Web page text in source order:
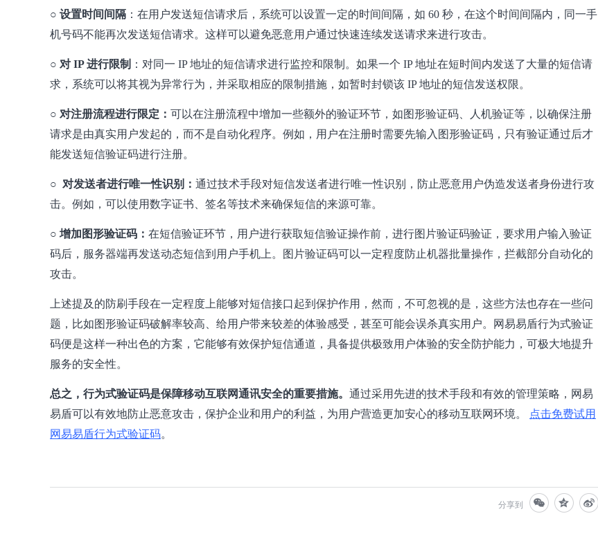
○ 设置时间间隔 ：在用户发送短信请求后，系统可以设置一定的时间间隔，如 60 秒，在这个时间间隔内，同一手
机号码不能再次发送短信请求。这样可以避免恶意用户通过快速连续发送请求来进行攻击。
○ 对 IP 进行限制 ：对同一 IP 地址的短信请求进行监控和限制。如果一个 IP 地址在短时间内发送了大量的短信请
求，系统可以将其视为异常行为，并采取相应的限制措施，如暂时封锁该 IP 地址的短信发送权限。
○ 对注册流程进行限定： 可以在注册流程中增加一些额外的验证环节，如图形验证码、人机验证等，以确保注册
请求是由真实用户发起的，而不是自动化程序。例如，用户在注册时需要先输入图形验证码，只有验证通过后才
能发送短信验证码进行注册。
○ 对发送者进行唯一性识别： 通过技术手段对短信发送者进行唯一性识别，防止恶意用户伪造发送者身份进行攻
击。例如，可以使用数字证书、签名等技术来确保短信的来源可靠。
○ 增加图形验证码： 在短信验证环节，用户进行获取短信验证操作前，进行图片验证码验证，要求用户输入验证
码后，服务器端再发送动态短信到用户手机上。图片验证码可以一定程度防止机器批量操作，拦截部分自动化的
攻击。
上述提及的防刷手段在一定程度上能够对短信接口起到保护作用，然而，不可忽视的是，这些方法也存在一些问
题，比如图形验证码破解率较高、给用户带来较差的体验感受，甚至可能会误杀真实用户。网易易盾行为式验证
码便是这样一种出色的方案，它能够有效保护短信通道，具备提供极致用户体验的安全防护能力，可极大地提升
服务的安全性。
总之， 行为式验证码是保障移动互联网通讯安全的重要措施。 通过采用先进的技术手段和有效的管理策略，网易
易盾可以有效地防止恶意攻击，保护企业和用户的利益，为用户营造更加安心的移动互联网环境。
点击免费试用
网易易盾行为式验证码。
分享到